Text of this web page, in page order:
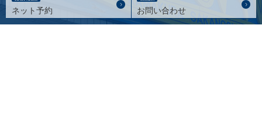
ネット予約 お問い合わせ